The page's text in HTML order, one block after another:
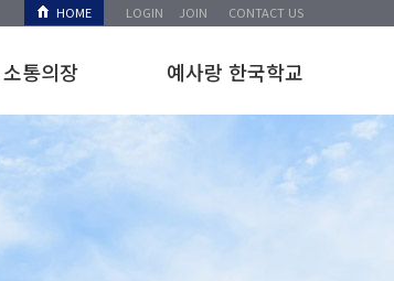
HOME LOGIN JOIN CONTACT US
소통의장 예사랑 한국학교